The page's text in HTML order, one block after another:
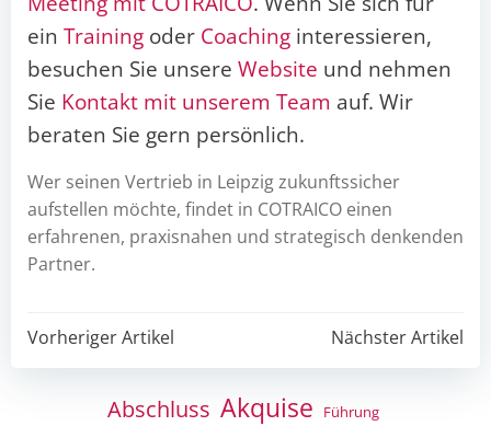
ein Training oder Coaching interessieren,
besuchen Sie unsere Website und nehmen
Sie Kontakt mit unserem Team auf. Wir
beraten Sie gern persönlich.
Wer seinen Vertrieb in Leipzig zukunftssicher
aufstellen möchte, findet in COTRAICO einen
erfahrenen, praxisnahen und strategisch denkenden
Partner.
Post
navigation
Vorheriger Artikel
navigation
Nächster Artikel
Abschluss Akquise Führung